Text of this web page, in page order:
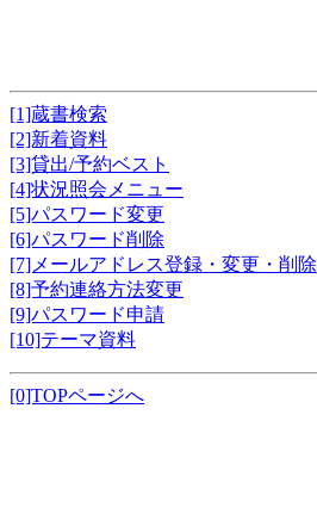
[1]蔵書検索
[2]新着資料
[3]貸出/予約ベスト
[4]状況照会メニュー
[5]パスワード変更
[6]パスワード削除
[7]メールアドレス登録・変更・削除
[8]予約連絡方法変更
[9]パスワード申請
[10]テーマ資料
[0]TOPページへ